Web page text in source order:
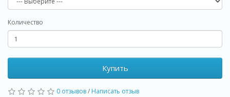
Количество
Купить
0 отзывов/ Написать отзыв